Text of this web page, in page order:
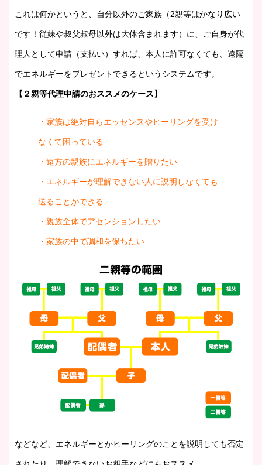
これは何かというと、自分以外のご家族（2親等はかなり広い
です！従妹や叔父叔母以外は大体含まれます）に、ご自身が代
理人として申請（支払い）すれば、本人に許可なくても、遠隔
でエネルギーをプレゼントできるというシステムです。
【２親等代理申請のおススメのケース】
・家族は絶対自らエッセンスやヒーリングを受け
なくて困っている
・遠方の親族にエネルギーを贈りたい
・エネルギーが理解できない人に説明しなくても
送ることができる
・親族全体でアセンションしたい
・家族の中で調和を保ちたい
などなど、エネルギーとかヒーリングのことを説明しても否定